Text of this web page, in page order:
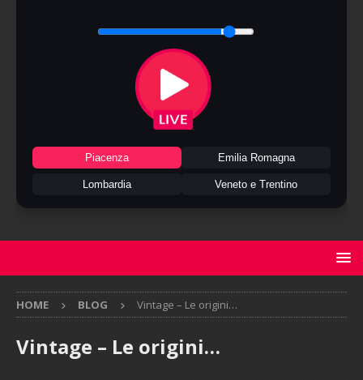
Piacenza Emilia Romagna
Lombardia Veneto e Trentino
HOME BLOG Vintage – Le origini…
Vintage – Le origini…